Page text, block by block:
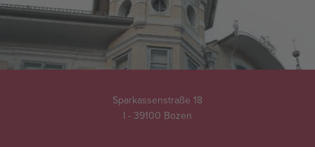
Sparkassenstraße 18
I - 39100 Bozen